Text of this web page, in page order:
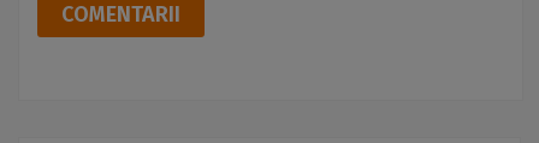
COMENTARII